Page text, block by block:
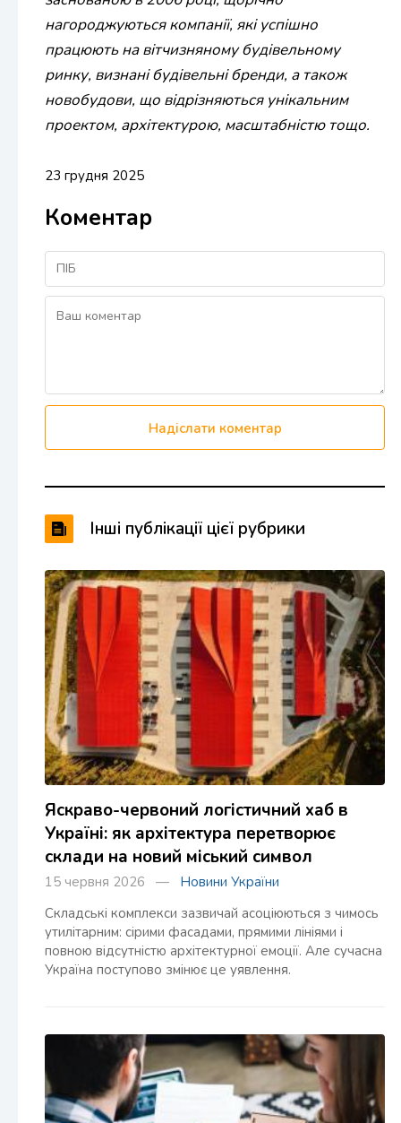
нагороджуються компанії, які успішно
працюють на вітчизняному будівельному
ринку, визнані будівельні бренди, а також
новобудови, що відрізняються унікальним
проектом, архітектурою, масштабністю тощо.
23 грудня 2025
Коментар
Надіслати коментар
Інші публікації цієї рубрики
Яскраво-червоний логістичний хаб в
Україні: як архітектура перетворює
склади на новий міський символ
15 червня 2026 — Новини України
Складські комплекси зазвичай асоціюються з чимось
утилітарним: сірими фасадами, прямими лініями і
повною відсутністю архітектурної емоції. Але сучасна
Україна поступово змінює це уявлення.